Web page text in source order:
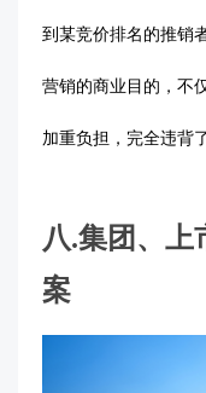
到某竞价排名的推销
营销的商业目的，不
加重负担，完全违背
八.集团、上
案